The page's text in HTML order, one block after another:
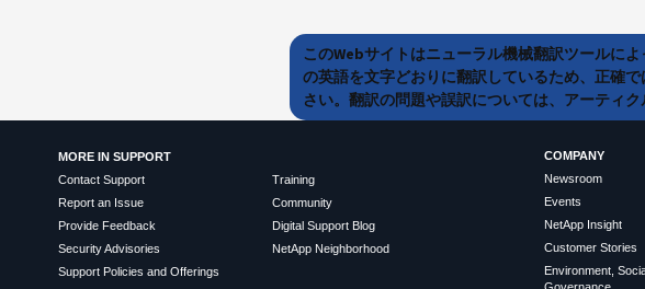
このWebサイトはニューラル機械翻訳ツールに
の英語を文字どおりに翻訳しているため、正確
さい。翻訳の問題や誤訳については、アーティ
MORE IN SUPPORT
Contact Support
Report an Issue
Provide Feedback
Security Advisories
Support Policies and Offerings
Training
Community
Digital Support Blog
NetApp Neighborhood
COMPANY
Newsroom
Events
NetApp Insight
Customer Stories
Environment,